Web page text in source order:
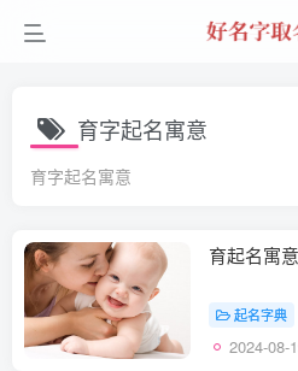
育字起名寓意
育字起名寓意
育起名寓
起名字典
2024-08-